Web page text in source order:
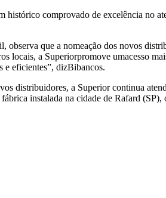
comprovado de excelência no
que a nomeação dos novos
locais, a Superiorpromove umacesso
e eficientes”, dizBibancos.
distribuidores, a Superior continua
instalada na cidade de Rafard